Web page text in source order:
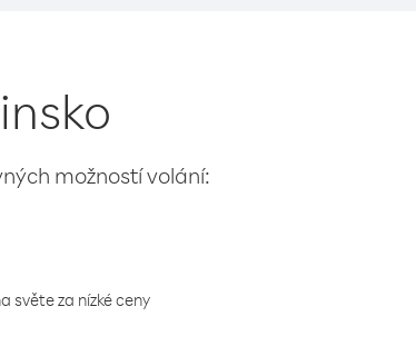
možností volání:
světe za nízké ceny